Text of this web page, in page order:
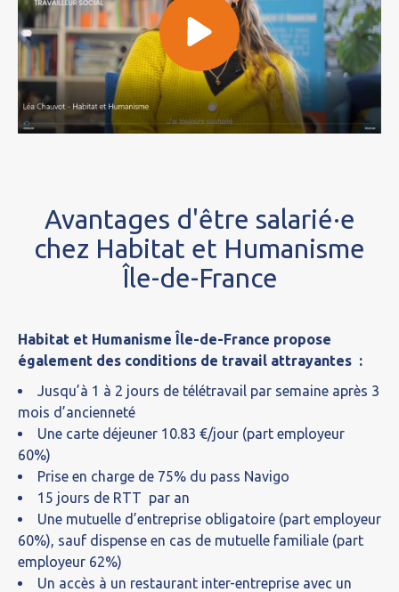
Avantages d'être salarié·e
chez Habitat et Humanisme
Île-de-France
Habitat et Humanisme Île-de-France propose
également des conditions de travail attrayantes :
Jusqu’à 1 à 2 jours de télétravail par semaine après 3
mois d’ancienneté
Une carte déjeuner 10.83 €/jour (part employeur
60%)
Prise en charge de 75% du pass Navigo
15 jours de RTT par an
Une mutuelle d’entreprise obligatoire (part employeur
60%), sauf dispense en cas de mutuelle familiale (part
employeur 62%)
Un accès à un restaurant inter-entreprise avec un